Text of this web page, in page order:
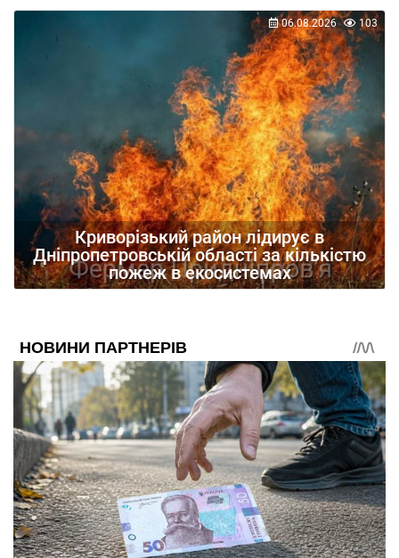
Криворізький район лідирує в
Дніпропетровській області за кількістю
пожеж в екосистемах
06.08.2026 103